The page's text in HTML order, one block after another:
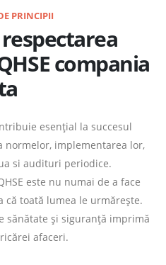
PRINCIPII
compania
esențial la succesul
normelor, implementarea lor,
si audituri periodice.
este nu numai de a face
că toată lumea le urmărește.
sănătate și siguranță imprimă
afaceri.